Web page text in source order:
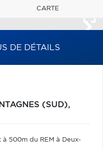
CARTE
DE DÉTAILS
(SUD),
à 500m du REM à Deux-